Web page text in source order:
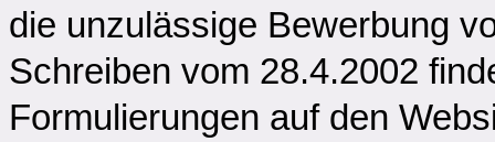
die unzulässige Bewerbung
Schreiben vom 28.4.2002
Formulierungen auf den